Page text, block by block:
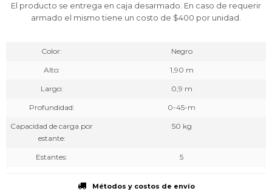
El producto se entrega en caja desarmado. En caso de requerir
armado el mismo tiene un costo de $400 por unidad.
Color Negro
Alto 1,90 m
Largo 0,9 m
Profundidad 0-45-m
Capacidad de carga por
estante
50 kg
Estantes 5
Métodos y costos de envío